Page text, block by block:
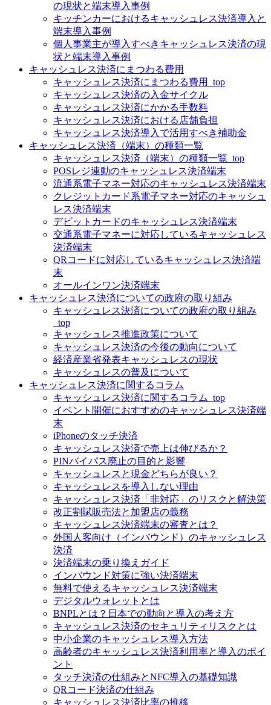
の現状と端末導入事例
キッチンカーにおけるキャッシュレス決済導入と
端末導入事例
個人事業主が導入すべきキャッシュレス決済の現
状と端末導入事例
キャッシュレス決済にまつわる費用
キャッシュレス決済にまつわる費用_top
キャッシュレス決済の入金サイクル
キャッシュレス決済にかかる手数料
キャッシュレス決済における店舗負担
キャッシュレス決済導入で活用すべき補助金
キャッシュレス決済（端末）の種類一覧
キャッシュレス決済（端末）の種類一覧_top
POSレジ連動のキャッシュレス決済端末
流通系電子マネー対応のキャッシュレス決済端末
クレジットカード系電子マネー対応のキャッシュ
レス決済端末
デビットカードのキャッシュレス決済端末
交通系電子マネーに対応しているキャッシュレス
決済端末
QRコードに対応しているキャッシュレス決済端
末
オールインワン決済端末
キャッシュレス決済についての政府の取り組み
キャッシュレス決済についての政府の取り組み
_top
キャッシュレス推進政策について
キャッシュレス決済の今後の動向について
経済産業省発表キャッシュレスの現状
キャッシュレスの普及について
キャッシュレス決済に関するコラム
キャッシュレス決済に関するコラム_top
イベント開催におすすめのキャッシュレス決済端
末
iPhoneのタッチ決済
キャッシュレス決済で売上は伸びるか？
PINバイパス廃止の目的と影響
キャッシュレスと現金どちらが良い？
キャッシュレスを導入しない理由
キャッシュレス決済「非対応」のリスクと解決策
改正割賦販売法と加盟店の義務
キャッシュレス決済端末の審査とは？
外国人客向け（インバウンド）のキャッシュレス
決済
決済端末の乗り換えガイド
インバウンド対策に強い決済端末
無料で使えるキャッシュレス決済端末
デジタルウォレットとは
BNPLとは？日本での動向と導入の考え方
キャッシュレス決済のセキュリティリスクとは
中小企業のキャッシュレス導入方法
高齢者のキャッシュレス決済利用率と導入のポイ
ント
タッチ決済の仕組みとNFC導入の基礎知識
QRコード決済の仕組み
キャッシュレス決済比率の推移